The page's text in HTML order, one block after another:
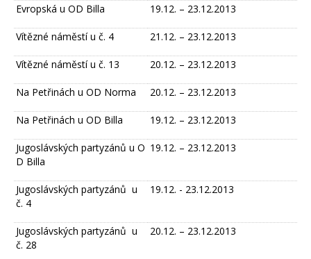
Evropská u OD Billa 19.12. – 23.12.2013
Vítězné náměstí u č. 4 21.12. – 23.12.2013
Vítězné náměstí u č. 13 20.12. – 23.12.2013
Na Petřinách u OD Norma 20.12. – 23.12.2013
Na Petřinách u OD Billa 19.12. – 23.12.2013
Jugoslávských partyzánů u O
D Billa
19.12. – 23.12.2013
Jugoslávských partyzánů u
č. 4
19.12. - 23.12.2013
Jugoslávských partyzánů u
č. 28
20.12. – 23.12.2013